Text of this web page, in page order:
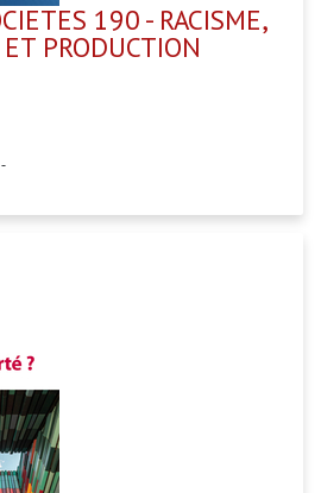
190 - RACISME,
PRODUCTION